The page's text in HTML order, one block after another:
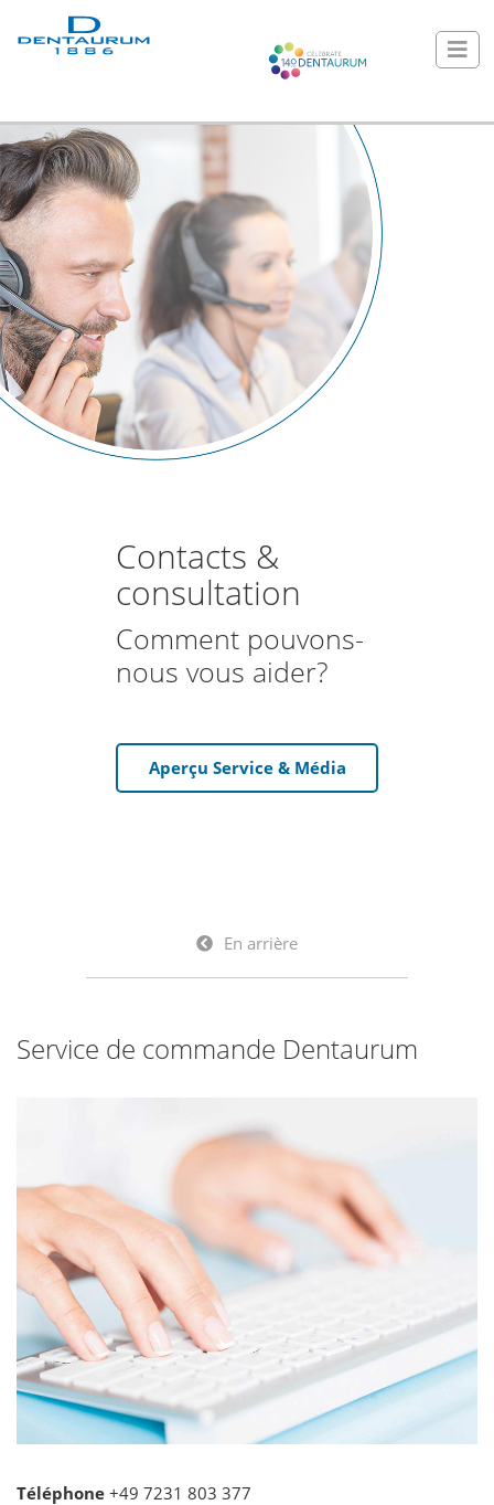
Contacts &
consultation
Comment pouvons-
nous vous aider?
Aperçu Service & Média
En arrière
Service de commande Dentaurum
Téléphone +49 7231 803 377